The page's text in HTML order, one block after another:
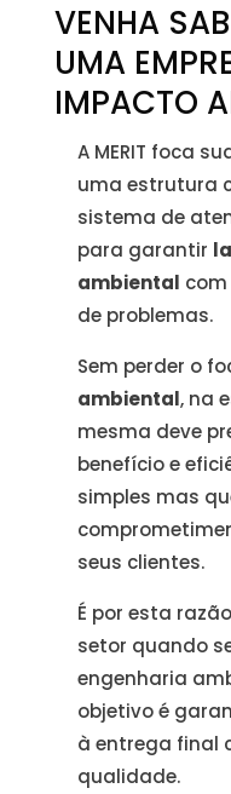
VENHA
UMA
IMPACTO
A MERIT foca
uma estrutura
sistema de
para garantir
ambiental
de problemas.
Sem perder o
ambiental, na
mesma deve
benefício e
simples mas
seus clientes.
É por esta
setor quando
engenharia
objetivo é
à entrega final
qualidade.